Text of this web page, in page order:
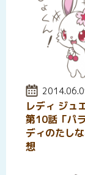
投稿日:
レディ ジュ
第10話「パ
ディのたし
想